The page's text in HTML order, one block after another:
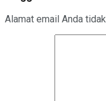
Alamat email Anda